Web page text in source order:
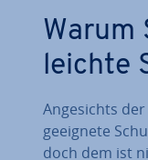
Warum
leichte
An­ge­sichts
geeignete
doch dem ist